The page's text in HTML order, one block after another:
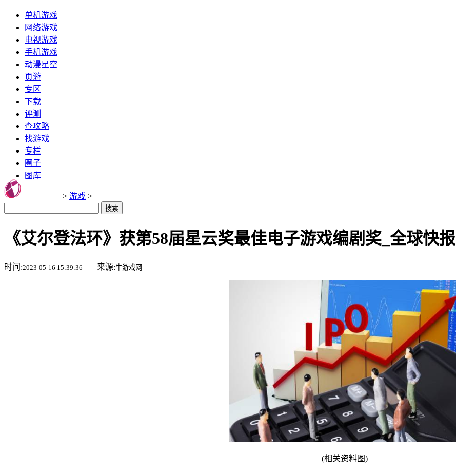
单机游戏
网络游戏
电视游戏
手机游戏
动漫星空
页游
专区
下载
评测
查攻略
找游戏
专栏
圈子
图库
> 游戏 >
搜索
《艾尔登法环》获第58届星云奖最佳电子游戏编剧奖_全球快报
时间:2023-05-16 15:39:36 来源:牛游戏网
(相关资料图)